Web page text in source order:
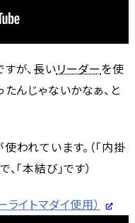
が、長いリーダーを使
んじゃないかなぁ、と
われています。（「内掛
「本結び」です）
イトマダイ使用）